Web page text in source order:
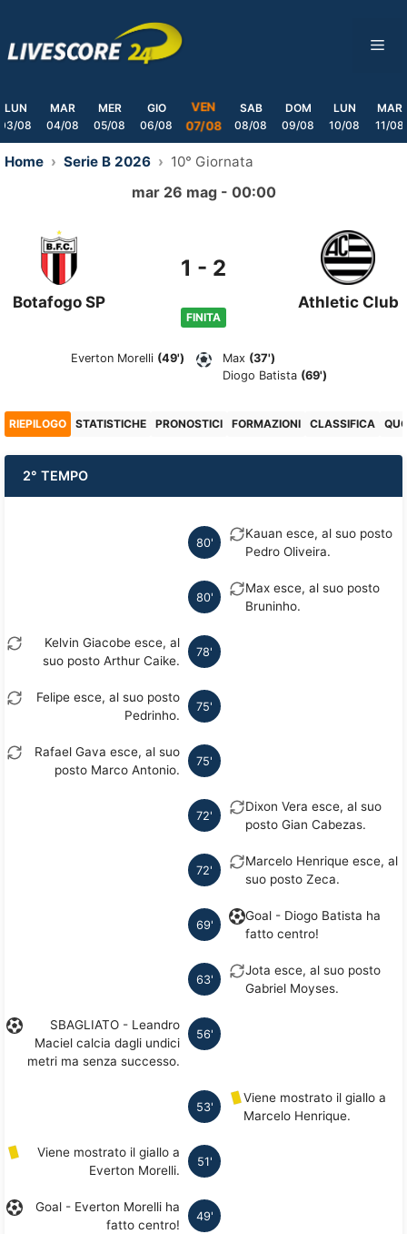
content
LUN
03/08
MAR
04/08
MER
05/08
GIO
06/08
VEN
07/08
SAB
08/08
DOM
09/08
LUN
10/08
MAR
11/08
Home Serie B 2026 10° Giornata
mar 26 mag - 00:00
Botafogo SP
1 - 2
FINITA
Athletic Club
Everton Morelli (49') Max (37')
Diogo Batista (69')
RIEPILOGO STATISTICHE PRONOSTICI FORMAZIONI CLASSIFICA
2° TEMPO
80'
Kauan esce, al suo posto
Pedro Oliveira.
80'
Max esce, al suo posto
Bruninho.
78'
Kelvin Giacobe esce, al
suo posto Arthur Caike.
75'
Felipe esce, al suo posto
Pedrinho.
75'
Rafael Gava esce, al suo
posto Marco Antonio.
72'
Dixon Vera esce, al suo
posto Gian Cabezas.
72'
Marcelo Henrique esce, al
suo posto Zeca.
69'
Goal - Diogo Batista ha
fatto centro!
63'
Jota esce, al suo posto
Gabriel Moyses.
56'
SBAGLIATO - Leandro
Maciel calcia dagli undici
metri ma senza successo.
53'
Viene mostrato il giallo a
Marcelo Henrique.
51'
Viene mostrato il giallo a
Everton Morelli.
49'
Goal - Everton Morelli ha
fatto centro!